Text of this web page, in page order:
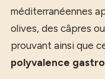
méditerranéennes
olives, des câpres
prouvant ainsi que
polyvalence